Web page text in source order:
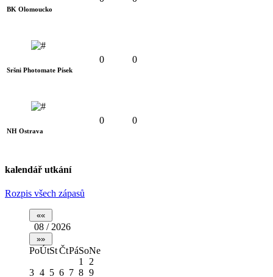
BK Olomoucko
Sršni Photomate Písek
0 0
NH Ostrava
0 0
kalendář utkání
Rozpis všech zápasů
08 / 2026
PoÚtStČtPáSoNe
1
2
3 4 5 6 7 8 9